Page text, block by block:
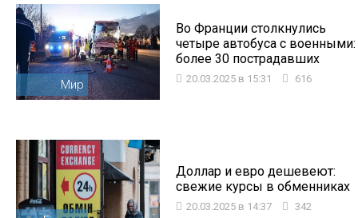
Мир
Во Франции столкнулись
четыре автобуса с военными:
более 30 пострадавших
20.03.2025 в 15:31 616
Доллар и евро дешевеют:
свежие курсы в обменниках
20.03.2025 в 14:37 342